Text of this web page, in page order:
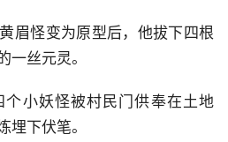
眉怪变为原型后，他拔下四根
一丝元灵。
小妖怪被村民门供奉在土地
埋下伏笔。